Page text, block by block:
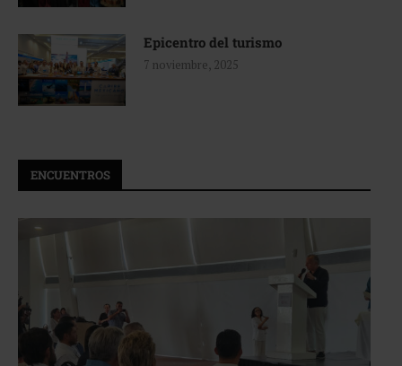
Epicentro del turismo
7 noviembre, 2025
ENCUENTROS